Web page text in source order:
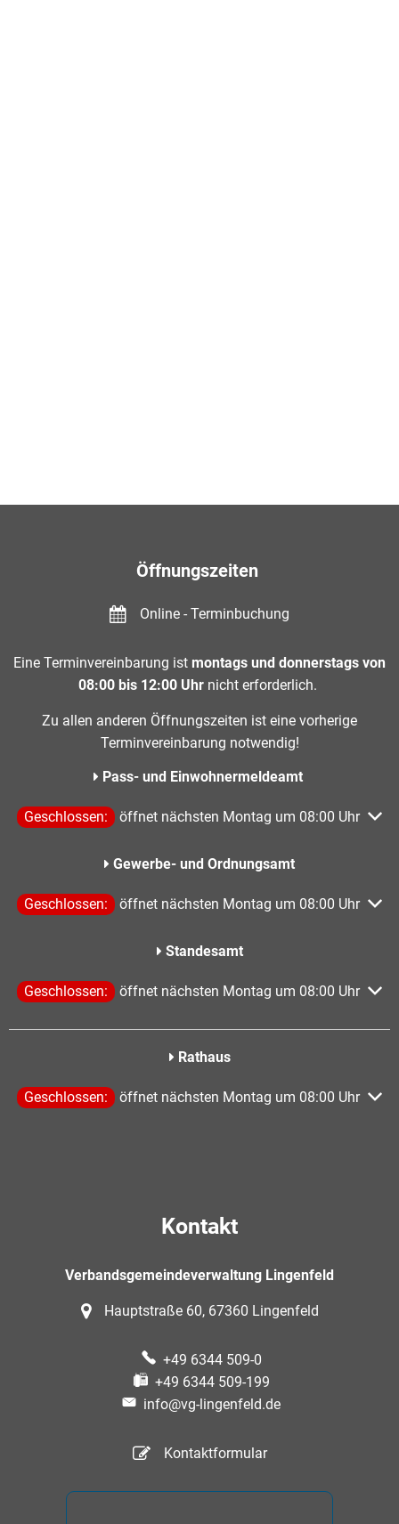
Öffnungszeiten
Online - Terminbuchung
Eine Terminvereinbarung ist montags und donnerstags von
08:00 bis 12:00 Uhr nicht erforderlich.
Zu allen anderen Öffnungszeiten ist eine vorherige
Terminvereinbarung notwendig!
Pass- und Einwohnermeldeamt
Klicken, um weitere Öffnungs- oder Schließzeiten
Geschlossen: öffnet nächsten Montag um 08:00 Uhr
Gewerbe- und Ordnungsamt
Klicken, um weitere Öffnungs- oder Schließzeiten
Geschlossen: öffnet nächsten Montag um 08:00 Uhr
Standesamt
Klicken, um weitere Öffnungs- oder Schließzeiten
Geschlossen: öffnet nächsten Montag um 08:00 Uhr
Rathaus
Klicken, um weitere Öffnungs- oder Schließzeiten
Geschlossen: öffnet nächsten Montag um 08:00 Uhr
Kontakt
Verbandsgemeindeverwaltung Lingenfeld
Hauptstraße 60, 67360 Lingenfeld
+49 6344 509-0
+49 6344 509-199
info@vg-lingenfeld.de
Kontaktformular